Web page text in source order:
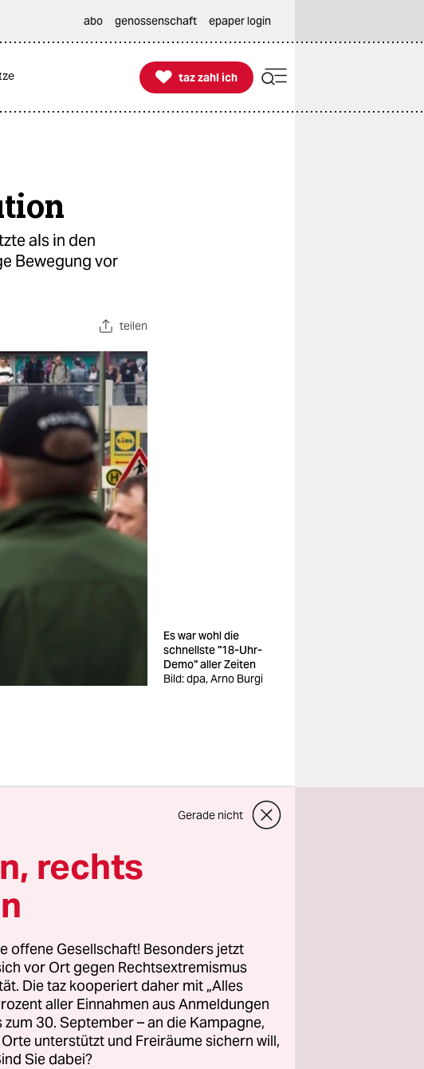
abo genossenschaft epaper login

taz zahl ich
taz zahl ich
als in den
Bewegung vor
teilen
Es war wohl die
schnellste "18-Uhr-
Demo" aller Zeiten
Bild: dpa, Arno Burgi
Mai gegen 21 Uhr
mal rannte
mal blinkte
zum
Handys und
stets
diesem 1. Mai.
Gerade nicht
rechts
offene Gesellschaft! Besonders jetzt
vor Ort gegen Rechtsextremismus
Die taz kooperiert daher mit „Alles
aller Einnahmen aus Anmeldungen
zum 30. September – an die Kampagne,
unterstützt und Freiräume sichern will,
Sie dabei?